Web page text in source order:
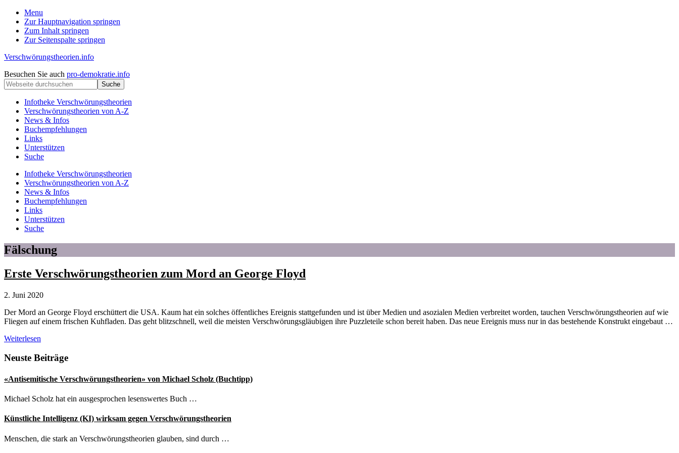
Menu
Zur Hauptnavigation springen
Zum Inhalt springen
Zur Seitenspalte springen
Verschwörungstheorien.info
Beiträge
zu
Merkmalen,
Funktionen
Risiken
konspirationistischen
Denkens
Kopfzeile
rechts
Besuchen Sie auch pro-demokratie.info
Webseite
durchsuchen
Infotheke Verschwörungstheorien
Verschwörungstheorien von A-Z
News & Infos
Buchempfehlungen
Links
Unterstützen
Suche
Infotheke Verschwörungstheorien
Verschwörungstheorien von A-Z
News & Infos
Buchempfehlungen
Links
Unterstützen
Suche
Fälschung
Erste Verschwörungstheorien zum Mord an George Floyd
2. Juni 2020
Der Mord an George Floyd erschüttert die USA. Kaum hat ein solches öffentliches Ereignis stattgefunden und ist über Medien und asozialen Medien verbreitet worden, tauchen Verschwörungstheorien auf wie
Fliegen auf einem frischen Kuhfladen. Das geht blitzschnell, weil die meisten Verschwörungsgläubigen ihre Puzzleteile schon bereit haben. Das neue Ereignis muss nur in das bestehende Konstrukt eingebaut …
Erste
zum
an
George
Weiterlesen
Seitenspalte
Neuste Beiträge
«Antisemitische Verschwörungstheorien» von Michael Scholz (Buchtipp)
Michael Scholz hat ein ausgesprochen lesenswertes Buch …
Künstliche Intelligenz (KI) wirksam gegen Verschwörungstheorien
Menschen, die stark an Verschwörungstheorien glauben, sind durch …